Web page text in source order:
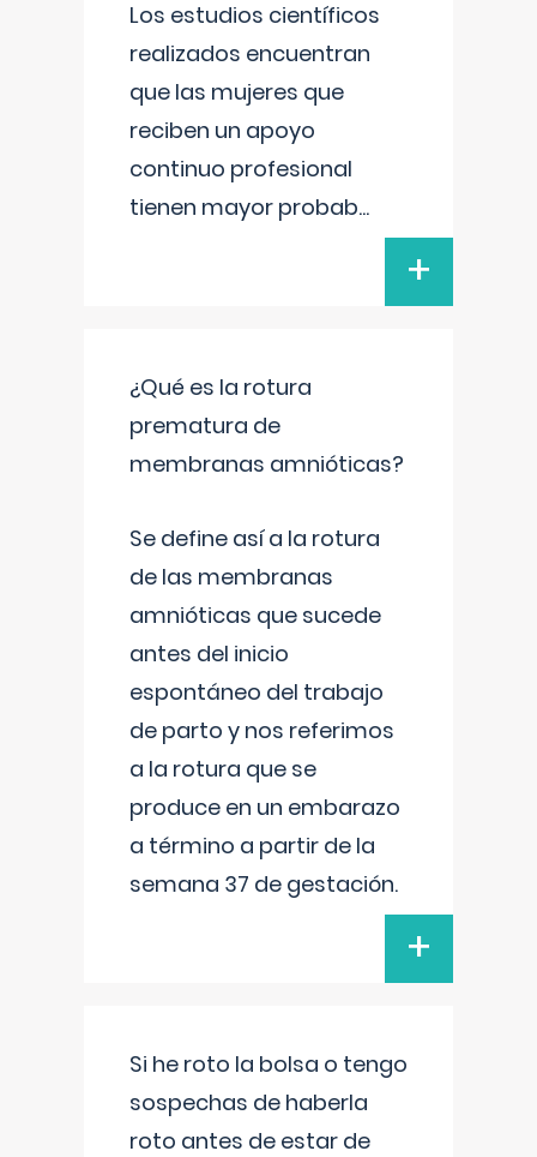
Los estudios científicos
realizados encuentran
que las mujeres que
reciben un apoyo
continuo profesional
tienen mayor probab...
+
¿Qué es la rotura
prematura de
membranas amnióticas?
Se define así a la rotura
de las membranas
amnióticas que sucede
antes del inicio
espontáneo del trabajo
de parto y nos referimos
a la rotura que se
produce en un embarazo
a término a partir de la
semana 37 de gestación.
+
Si he roto la bolsa o tengo
sospechas de haberla
roto antes de estar de